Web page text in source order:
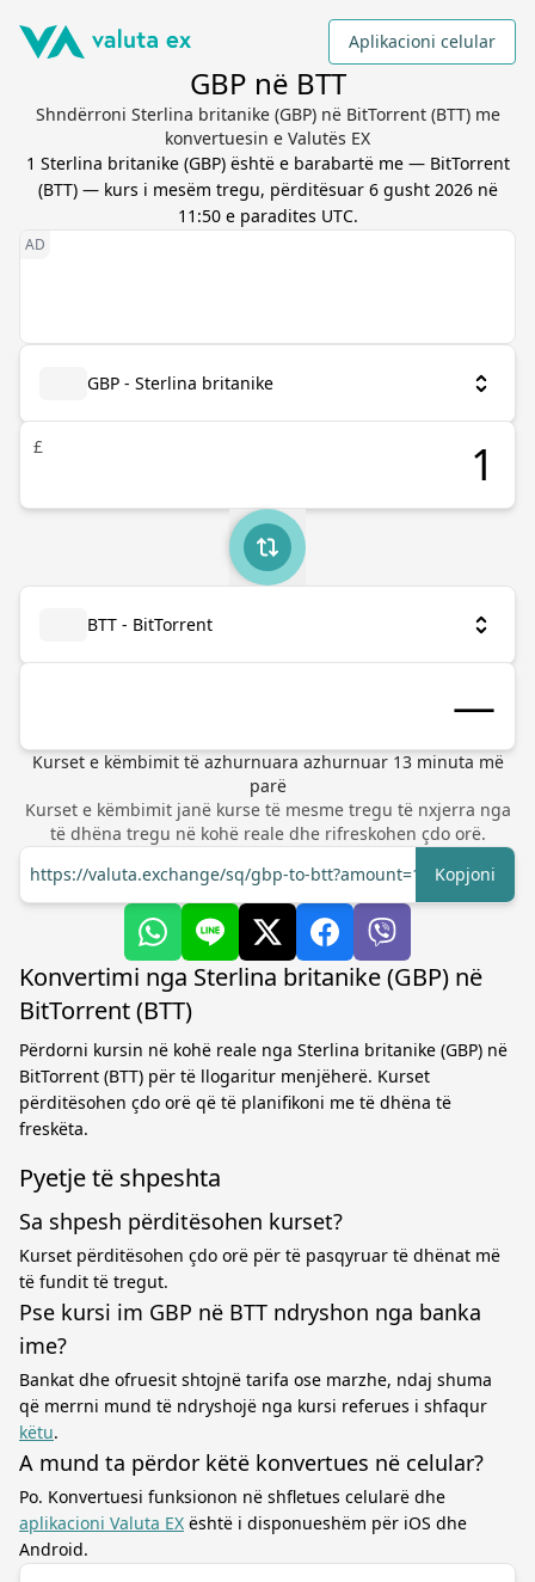
Aplikacioni celular
GBP në BTT
Shndërroni Sterlina britanike (GBP) në BitTorrent (BTT) me
konvertuesin e Valutës EX
1 Sterlina britanike(GBP) është e barabartë me — BitTorrent
(BTT) — kurs i mesëm tregu, përditësuar 6 gusht 2026 në
11:50 e paradites UTC.
GBP - Sterlina britanike
£
BTT - BitTorrent
Kurset e këmbimit të azhurnuara azhurnuar 13minuta më
parë
Kurset e këmbimit janë kurse të mesme tregu të nxjerra nga
të dhëna tregu në kohë reale dhe rifreskohen çdo orë.
https://valuta.exchange/sq/gbp-to-btt?amount=1
Kopjoni
Konvertimi nga Sterlina britanike (GBP) në
BitTorrent (BTT)
Përdorni kursin në kohë reale nga Sterlina britanike (GBP) në
BitTorrent (BTT) për të llogaritur menjëherë. Kurset
përditësohen çdo orë që të planifikoni me të dhëna të
freskëta.
Pyetje të shpeshta
Sa shpesh përditësohen kurset?
Kurset përditësohen çdo orë për të pasqyruar të dhënat më
të fundit të tregut.
Pse kursi im GBP në BTT ndryshon nga banka
ime?
Bankat dhe ofruesit shtojnë tarifa ose marzhe, ndaj shuma
që merrni mund të ndryshojë nga kursi referues i shfaqur
këtu.
A mund ta përdor këtë konvertues në celular?
Po. Konvertuesi funksionon në shfletues celularë dhe
aplikacioni Valuta EX është i disponueshëm për iOS dhe
Android.